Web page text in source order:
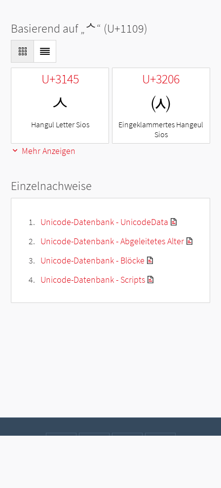
Basierend auf „ᄉ“ (U+1109)
U+3145
ㅅ
Hangul Letter Sios
U+3206
㈆
Eingeklammertes Hangeul
Sios
Mehr Anzeigen
Einzelnachweise
Unicode-Datenbank - UnicodeData
Unicode-Datenbank - Abgeleitetes Alter
Unicode-Datenbank - Blöcke
Unicode-Datenbank - Scripts